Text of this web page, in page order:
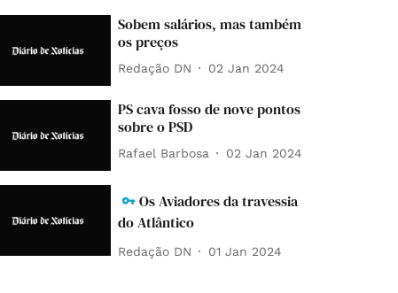
Sobem salários, mas também
os preços
Redação DN 02 Jan 2024
PS cava fosso de nove pontos
sobre o PSD
Rafael Barbosa 02 Jan 2024
Os Aviadores da travessia
do Atlântico
Redação DN 01 Jan 2024